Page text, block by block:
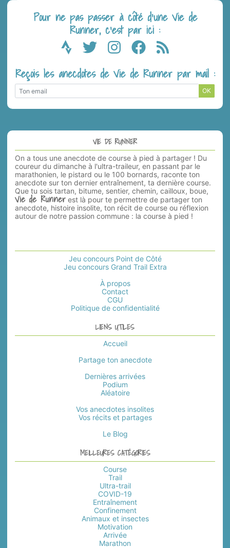
Pour ne pas passer à côté d’une Vie de
Runner, c’est par ici :
Reçois les anecdotes de Vie de Runner par mail :
OK
VIE DE RUNNER
On a tous une anecdote de course à pied à partager ! Du
coureur du dimanche à l'ultra-traileur, en passant par le
marathonien, le pistard ou le 100 bornards, raconte ton
anecdote sur ton dernier entraînement, ta dernière course.
Que tu sois tartan, bitume, sentier, chemin, cailloux, boue,
Vie de Runner est là pour te permettre de partager ton
anecdote, histoire insolite, ton récit de course ou réflexion
autour de notre passion commune : la course à pied !
Jeu concours Point de Côté
Jeu concours Grand Trail Extra
À propos
Contact
CGU
Politique de confidentialité
LIENS UTILES
Accueil
Partage ton anecdote
Dernières arrivées
Podium
Aléatoire
Vos anecdotes insolites
Vos récits et partages
Le Blog
MEILLEURES CATÉGORIES
Course
Trail
Ultra-trail
COVID-19
Entraînement
Confinement
Animaux et insectes
Motivation
Arrivée
Marathon